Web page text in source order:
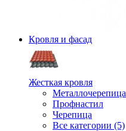
Кровля и фасад
Жесткая кровля
Металлочерепица
Профнастил
Черепица
Все категории (5)